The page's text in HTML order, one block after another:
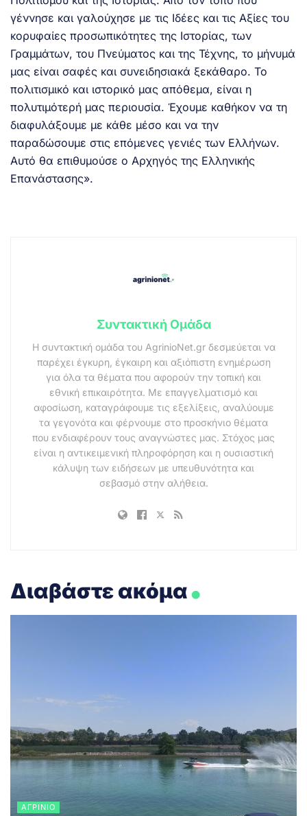
γέννησε και γαλούχησε με τις Ιδέες και τις Αξίες του
κορυφαίες προσωπικότητες της Ιστορίας, των
Γραμμάτων, του Πνεύματος και της Τέχνης, το μήνυμά
μας είναι σαφές και συνειδησιακά ξεκάθαρο. Το
πολιτισμικό και ιστορικό μας απόθεμα, είναι η
πολυτιμότερή μας περιουσία. Έχουμε καθήκον να τη
διαφυλάξουμε με κάθε μέσο και να την
παραδώσουμε στις επόμενες γενιές των Ελλήνων.
Αυτό θα επιθυμούσε ο Αρχηγός της Ελληνικής
Επανάστασης».
Συντακτική Ομάδα
Η συντακτική ομάδα του AgrinioNet.gr δεσμεύεται να
παρέχει έγκυρη, έγκαιρη και αξιόπιστη ενημέρωση
για όλα τα θέματα που αφορούν την τοπική και
εθνική επικαιρότητα. Με επαγγελματισμό και
αφοσίωση, καταγράφουμε τις εξελίξεις, αναλύουμε
τα γεγονότα και φέρνουμε στο προσκήνιο θέματα
που ενδιαφέρουν τους αναγνώστες μας. Στόχος μας
είναι η αντικειμενική πληροφόρηση και η ουσιαστική
κάλυψη των ειδήσεων με υπευθυνότητα και
σεβασμό στην αλήθεια.
Διαβάστε ακόμα.
ΑΓΡΊΝΙΟ